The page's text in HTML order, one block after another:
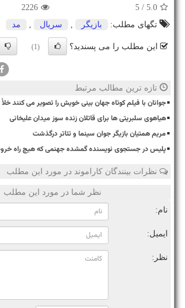
5.0
/ 5
2226
تگهای مطلب:
بازیگر , سریال , مد
این مطلب را می پسندید؟ (1)
تازه ترین مطالب مرتبط
جوانان با فیلم کوتاه جهان بینی خویش را تصویر می کنند
هیاهوی سلبریتی ها برای قاتلان زنده سوز میدان علیخانی
مریم همتیان بازیگر جوان سینما و تئاتر درگذشت
پلیس در جستجوی نویسنده گمشده جهنمی که هیچ راه
نظرات بینندگان کاراموند در مورد این مطلب
نظر شما در مورد این مطلب
نام:
ایمیل:
نظر: